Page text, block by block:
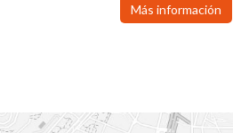
Más información